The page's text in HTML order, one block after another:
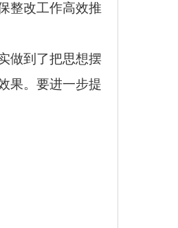
整改工作高效推
做到了把思想摆
果。要进一步提